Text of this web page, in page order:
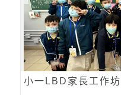
小一LBD家長工作坊